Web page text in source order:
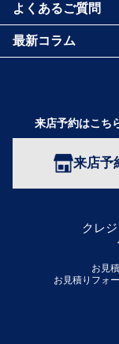
よくあるご質問
最新コラム
来店予約はこち
来店予
クレ
お見
お見積りフォ